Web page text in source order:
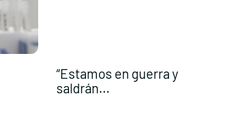
“Estamos en guerra y
saldrán...